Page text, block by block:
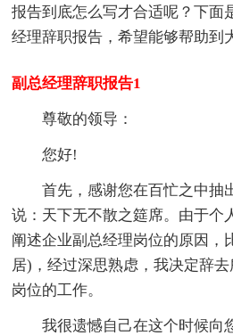
报告到底怎么写才合适呢？下面
经理辞职报告，希望能够帮助到
副总经理辞职报告1
尊敬的领导：
您好!
首先，感谢您在百忙之中抽
说：天下无不散之筵席。由于个
阐述企业副总经理岗位的原因，
居)，经过深思熟虑，我决定辞
岗位的工作。
我很遗憾自己在这个时候向